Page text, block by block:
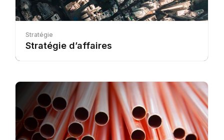
Stratégie
Stratégie d’affaires